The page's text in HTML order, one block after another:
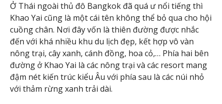
Ở Thái ngoài thủ đô Bangkok đã quá ư nổi tiếng thì
Khao Yai cũng là một cái tên không thể bỏ qua cho hội
cuồng chân. Nơi đây vốn là thiên đường được nhắc
đến với khá nhiều khu du lịch đẹp, kết hợp vô vàn
nông trại, cây xanh, cánh đồng, hoa cỏ,… Phía hai bên
đường ở Khao Yai là các nông trại và các resort mang
đậm nét kiến trúc kiểu Âu với phía sau là các núi nhỏ
với thảm rừng xanh trải dài.